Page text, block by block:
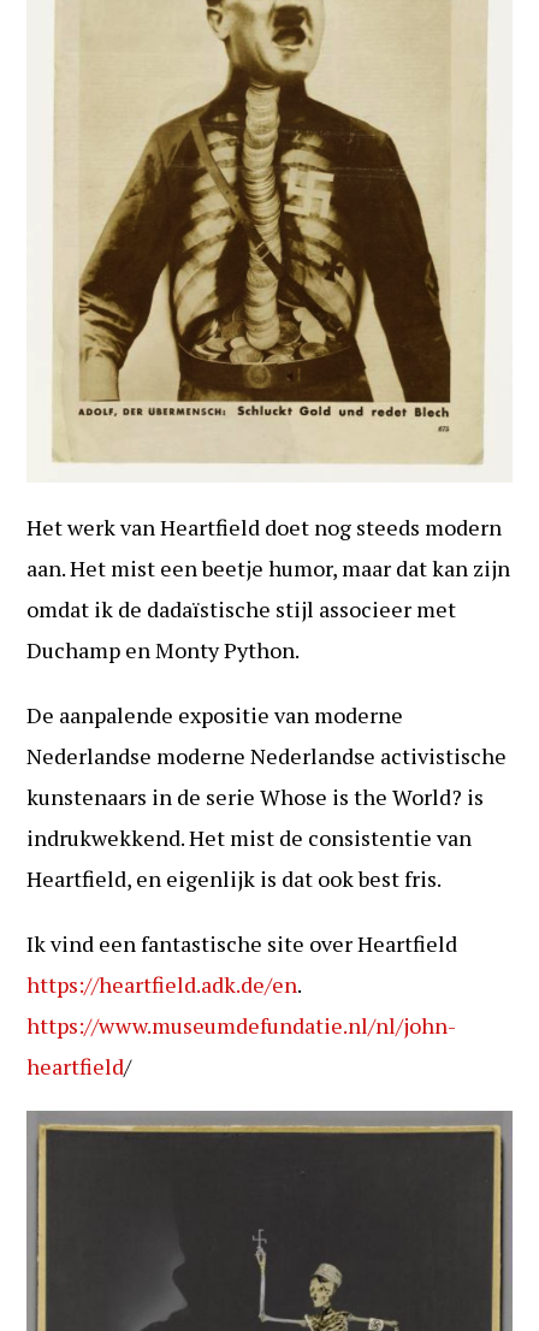
Het werk van Heartfield doet nog steeds modern
aan. Het mist een beetje humor, maar dat kan zijn
omdat ik de dadaïstische stijl associeer met
Duchamp en Monty Python.
De aanpalende expositie van moderne
Nederlandse moderne Nederlandse activistische
kunstenaars in de serie Whose is the World? is
indrukwekkend. Het mist de consistentie van
Heartfield, en eigenlijk is dat ook best fris.
Ik vind een fantastische site over Heartfield
https://heartfield.adk.de/en.
https://www.museumdefundatie.nl/nl/john-
heartfield/